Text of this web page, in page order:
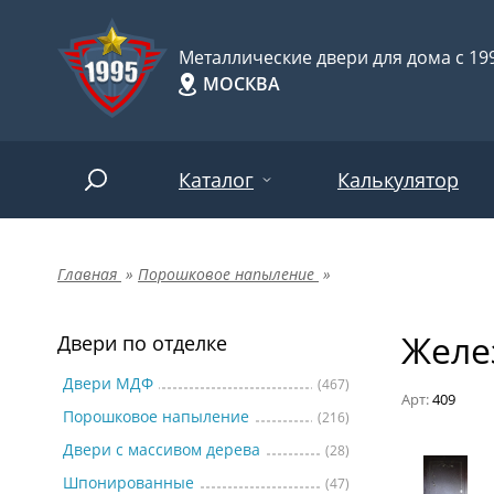
Металлические двери для дома с
МОСКВА
Каталог
Двери по отделке
Двери по назначению
Двери по особенностям
Калькулятор
Главная » Порошковое напыление »
Двери по отделке
Двери МДФ (467)
Порошковое напыление (216)
Двери с массивом дерева (28)
Шпонированные (47)
Арт:409